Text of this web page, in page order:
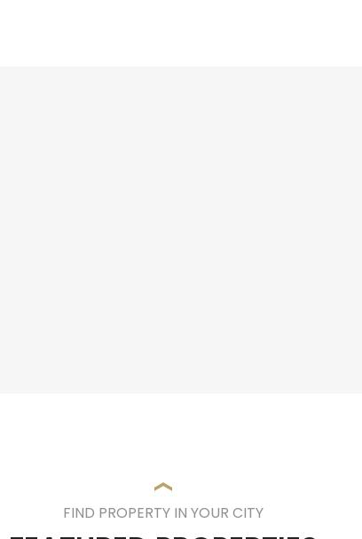
FIND PROPERTY IN YOUR CITY